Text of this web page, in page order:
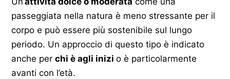
passeggiata nella natura è meno stressante per il
corpo e può essere più sostenibile sul lungo
periodo. Un approccio di questo tipo è indicato
anche per chi è agli inizi o è particolarmente
avanti con l’età.